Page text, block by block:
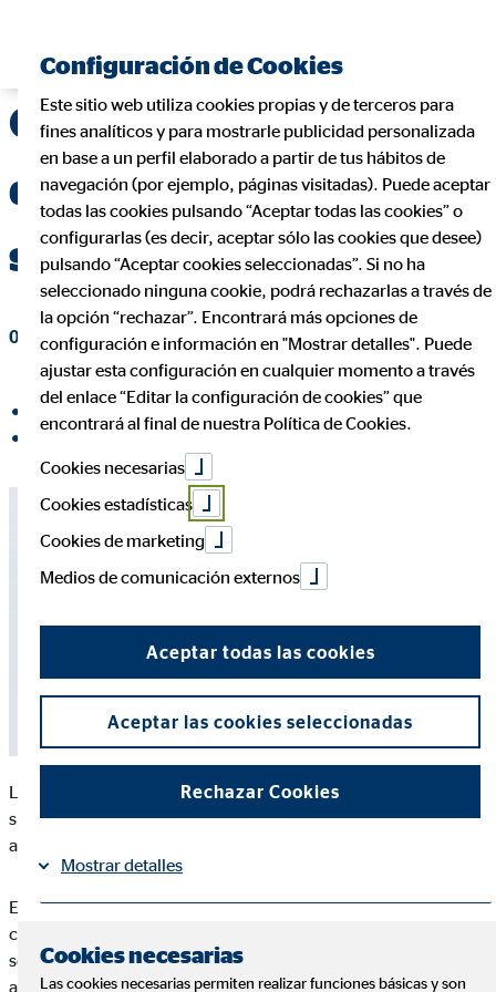
OVB España realiza
donaciones a 8 ONG en
su convención anual
02 de marzo de 2026|OVB Allfinanz España S.A.
compartir en Facebook
Los profesionales premiados durante su encuentro anual han
sido quienes han elegido la entidad a la que destinar la
aportación que acompaña a su reconocimiento.
En esta edición, ocho organizaciones han recibido apoyo para
continuar desarrollando su labor en ámbitos especialmente
sensibles como la investigación contra el cáncer, el
acompañamiento a familias afectadas, la cooperación
Configuración de Cookies
Este sitio web utiliza cookies propias y de terceros para
fines analíticos y para mostrarle publicidad personalizada
en base a un perfil elaborado a partir de tus hábitos de
navegación (por ejemplo, páginas visitadas). Puede aceptar
todas las cookies pulsando “Aceptar todas las cookies” o
configurarlas (es decir, aceptar sólo las cookies que desee)
pulsando “Aceptar cookies seleccionadas”. Si no ha
seleccionado ninguna cookie, podrá rechazarlas a través de
la opción “rechazar”. Encontrará más opciones de
configuración e información en "Mostrar detalles". Puede
ajustar esta configuración en cualquier momento a través
del enlace “Editar la configuración de cookies” que
encontrará al final de nuestra Política de Cookies.
Cookies necesarias
Cookies estadísticas
Cookies de marketing
Medios de comunicación externos
Aceptar todas las cookies
Aceptar las cookies seleccionadas
Rechazar Cookies
Mostrar detalles
Cookies necesarias
Las cookies necesarias permiten realizar funciones básicas y son